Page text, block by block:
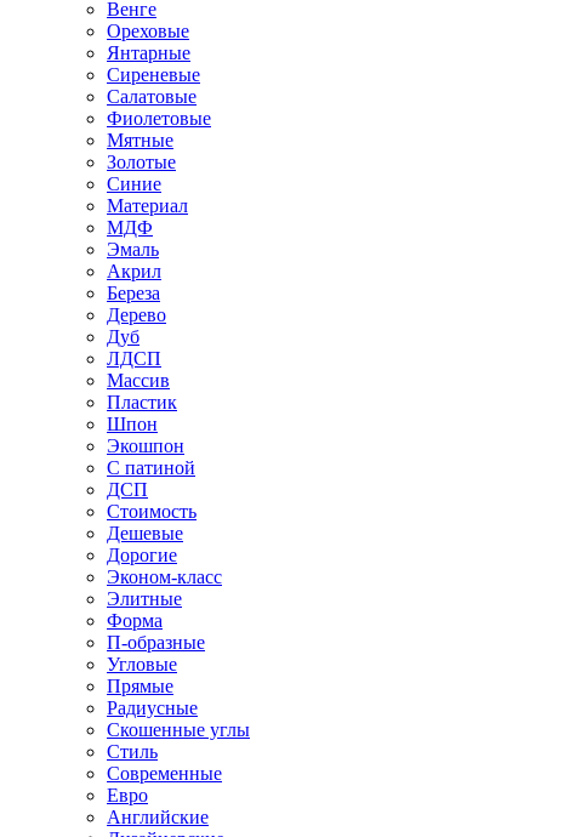
Венге
Ореховые
Янтарные
Сиреневые
Салатовые
Фиолетовые
Мятные
Золотые
Синие
Материал
МДФ
Эмаль
Акрил
Береза
Дерево
Дуб
ЛДСП
Массив
Пластик
Шпон
Экошпон
С патиной
ДСП
Стоимость
Дешевые
Дорогие
Эконом-класс
Элитные
Форма
П-образные
Угловые
Прямые
Радиусные
Скошенные углы
Стиль
Современные
Евро
Английские